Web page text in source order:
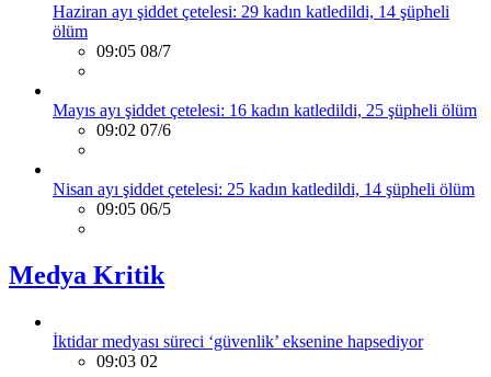
Haziran ayı şiddet çetelesi: 29 kadın katledildi, 14 şüpheli
ölüm
09:05 08/7
Mayıs ayı şiddet çetelesi: 16 kadın katledildi, 25 şüpheli ölüm
09:02 07/6
Nisan ayı şiddet çetelesi: 25 kadın katledildi, 14 şüpheli ölüm
09:05 06/5
Medya Kritik
İktidar medyası süreci ‘güvenlik’ eksenine hapsediyor
09:03 02